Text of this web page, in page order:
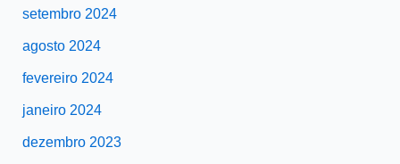
setembro 2024
agosto 2024
fevereiro 2024
janeiro 2024
dezembro 2023